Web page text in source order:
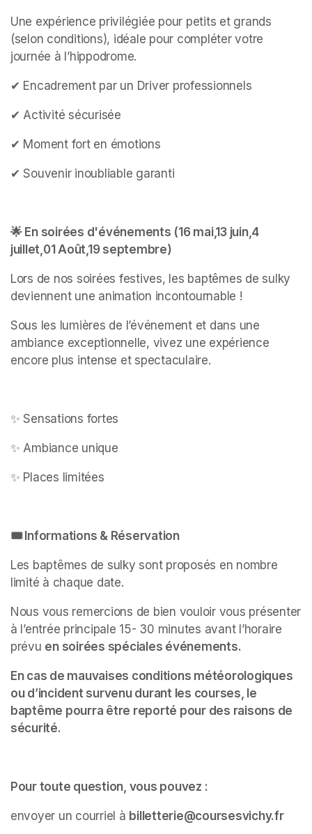
Une expérience privilégiée pour petits et grands
(selon conditions), idéale pour compléter votre
journée à l’hippodrome.
✔ Encadrement par un Driver professionnels
✔ Activité sécurisée
✔ Moment fort en émotions
✔ Souvenir inoubliable garanti
🌟 En soirées d'événements (16 mai,13 juin,4
juillet,01 Août,19 septembre)
Lors de nos soirées festives, les baptêmes de sulky
deviennent une animation incontournable !
Sous les lumières de l’événement et dans une
ambiance exceptionnelle, vivez une expérience
encore plus intense et spectaculaire.
✨ Sensations fortes
✨ Ambiance unique
✨ Places limitées
🎟 Informations & Réservation
Les baptêmes de sulky sont proposés en nombre
limité à chaque date.
Nous vous remercions de bien vouloir vous présenter
à l’entrée principale 15- 30 minutes avant l’horaire
prévu en soirées spéciales événements.
En cas de mauvaises conditions météorologiques
ou d’incident survenu durant les courses, le
baptême pourra être reporté pour des raisons de
sécurité.
Pour toute question, vous pouvez :
envoyer un courriel à billetterie@coursesvichy.fr